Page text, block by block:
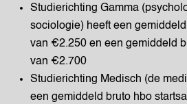
Studierichting Gamma
sociologie) heeft een
van €2.250 en een gemiddeld
van €2.700
Studierichting Medisch (de
een gemiddeld bruto hbo